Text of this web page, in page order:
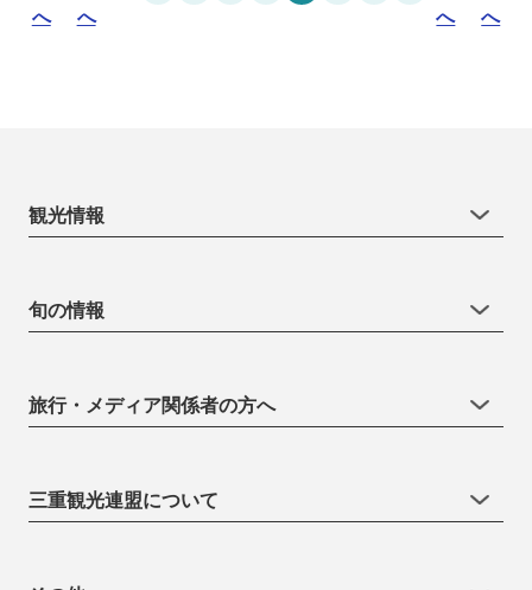
へ
へ
へ
へ
観光情報
旬の情報
旅行・メディア関係者の方へ
三重観光連盟について